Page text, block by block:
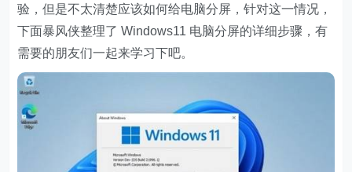
验，但是不太清楚应该如何给电脑分屏，针对这一情况，
下面暴风侠整理了 Windows11 电脑分屏的详细步骤，有
需要的朋友们一起来学习下吧。